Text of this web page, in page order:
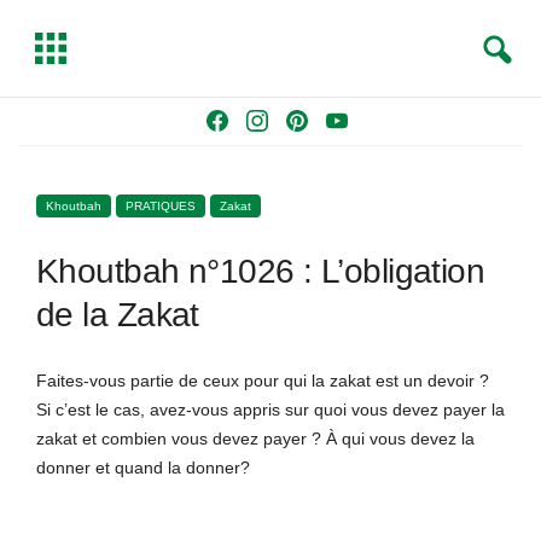
e
o
g
Y
b
T
g
e
a
Khoutbah PRATIQUES Zakat
Khoutbah n°1026 : L’obligation
de la Zakat
Faites-vous partie de ceux pour qui la zakat est un devoir ?
Si c’est le cas, avez-vous appris sur quoi vous devez payer la
zakat et combien vous devez payer ? À qui vous devez la
donner et quand la donner?